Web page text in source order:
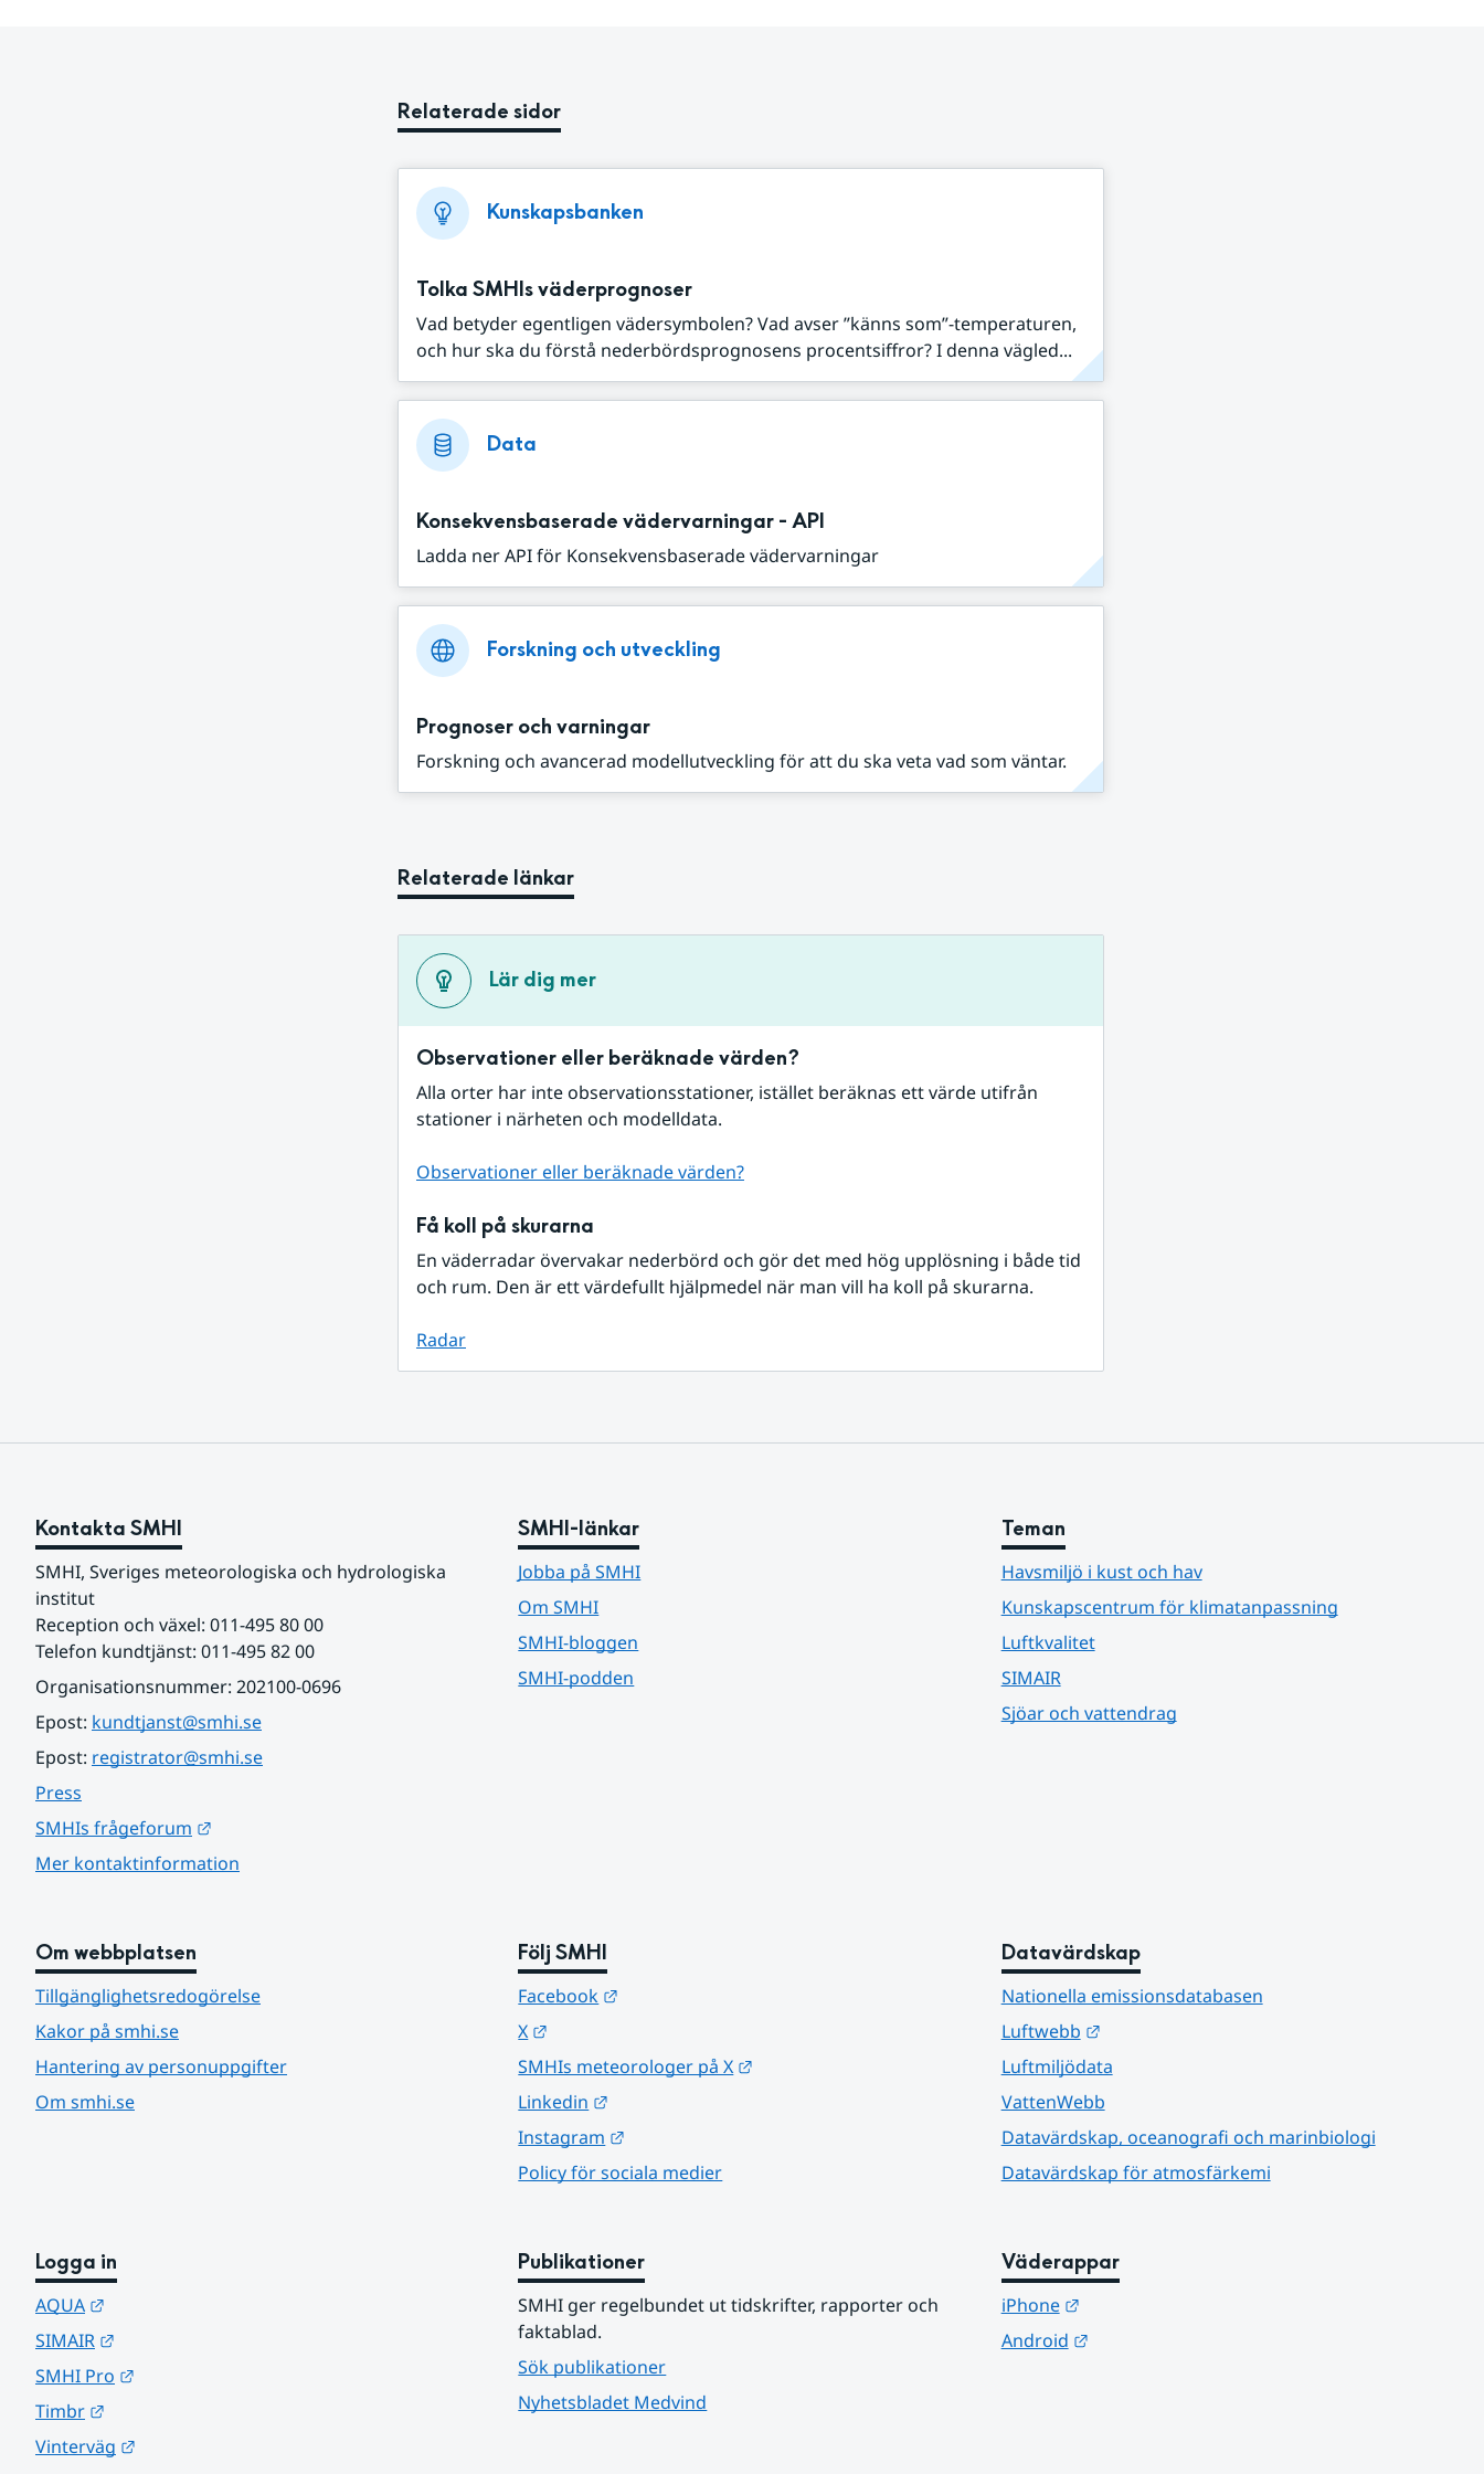
Relaterade sidor
Kunskapsbanken
Tolka SMHIs väderprognoser
Vad betyder egentligen vädersymbolen? Vad avser ”känns som”-temperaturen,
och hur ska du förstå nederbördsprognosens procentsiffror? I denna vägled...
Data
Konsekvensbaserade vädervarningar - API
Ladda ner API för Konsekvensbaserade vädervarningar
Forskning och utveckling
Prognoser och varningar
Forskning och avancerad modellutveckling för att du ska veta vad som väntar.
Relaterade länkar
Lär dig mer
Observationer eller beräknade värden?
Alla orter har inte observationsstationer, istället beräknas ett värde utifrån
stationer i närheten och modelldata.
Observationer eller beräknade värden?
Få koll på skurarna
En väderradar övervakar nederbörd och gör det med hög upplösning i både tid
och rum. Den är ett värdefullt hjälpmedel när man vill ha koll på skurarna.
Radar
Kontakta SMHI
SMHI, Sveriges meteorologiska och hydrologiska
institut
Reception och växel: 011-495 80 00
Telefon kundtjänst: 011-495 82 00
Organisationsnummer: 202100-0696
Epost: kundtjanst@smhi.se
Epost: registrator@smhi.se
Press
SMHIs frågeforum
Mer kontaktinformation
SMHI-länkar
Jobba på SMHI
Om SMHI
SMHI-bloggen
SMHI-podden
Teman
Havsmiljö i kust och hav
Kunskapscentrum för klimatanpassning
Luftkvalitet
SIMAIR
Sjöar och vattendrag
Om webbplatsen
Tillgänglighetsredogörelse
Kakor på smhi.se
Hantering av personuppgifter
Om smhi.se
Följ SMHI
Facebook
X
SMHIs meteorologer på X
Linkedin
Instagram
Policy för sociala medier
Datavärdskap
Nationella emissionsdatabasen
Luftwebb
Länk till annan webbplats.
Luftmiljödata
VattenWebb
Datavärdskap, oceanografi och marinbiologi
Datavärdskap för atmosfärkemi
Logga in
AQUA
SIMAIR
SMHI Pro
Timbr
Vinterväg
Publikationer
SMHI ger regelbundet ut tidskrifter, rapporter och
faktablad.
Sök publikationer
Nyhetsbladet Medvind
Väderappar
iPhone
Länk till annan webbplats.
Android
Länk till annan webbplats.